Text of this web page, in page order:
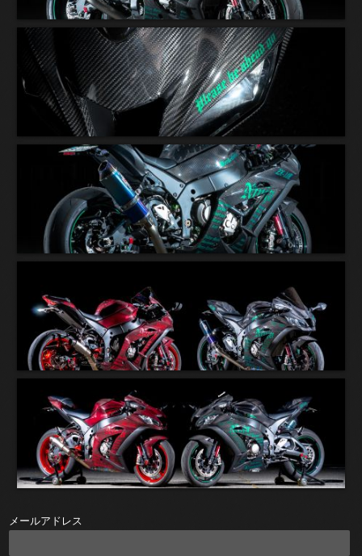
メールアドレス